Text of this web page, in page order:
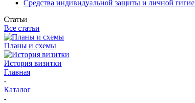
Средства индивидуальной защиты и личной
Статьи
Все статьи
Планы и схемы
История визитки
Главная
-
Каталог
-